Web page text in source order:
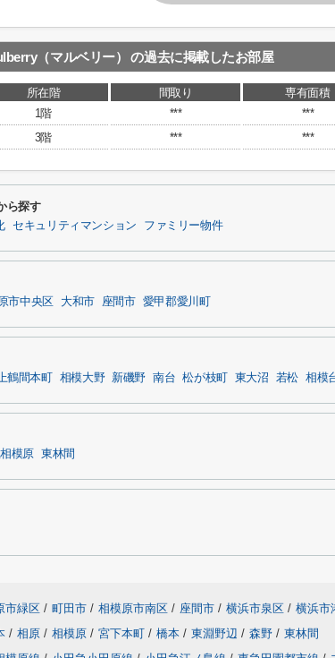
（マルベリー） の過去に掲載したお部屋
所在階 間取り 専有面積
1階
*** ***
3階
*** ***
ら探す
セキュリティマンション ファミリー物件
市中央区 大和市 座間市 愛甲郡愛川町
鶴間本町 相模大野 新磯野 南台 松が枝町 東大沼 若松 相模
模原 東林間
市緑区 / 町田市 / 相模原市南区 / 座間市 / 横浜市泉区 / 横浜市
/ 相原 / 相模原 / 宮下本町 / 橋本 / 東淵野辺 / 森野 / 東林間